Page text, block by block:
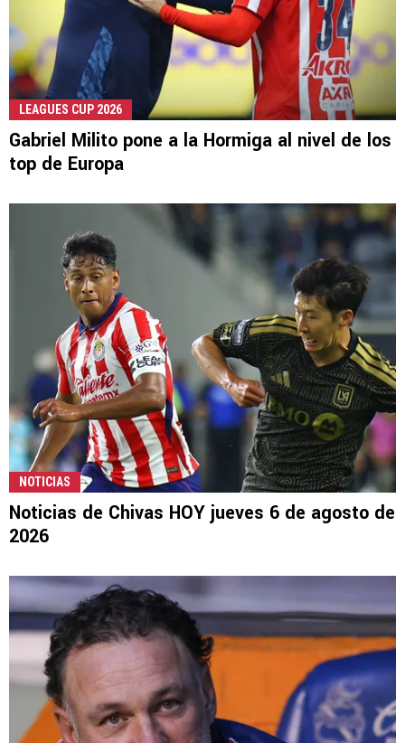
LEAGUES CUP 2026
Gabriel Milito pone a la Hormiga al nivel de los
top de Europa
NOTICIAS
Noticias de Chivas HOY jueves 6 de agosto de
2026